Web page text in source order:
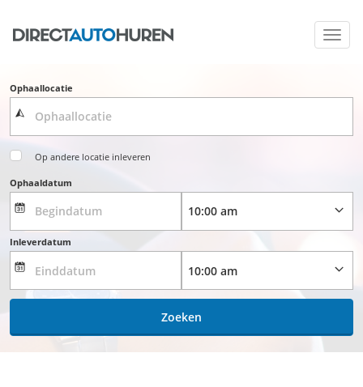
Ophaallocatie
Op andere locatie inleveren
Ophaaldatum
Inleverdatum
Zoeken